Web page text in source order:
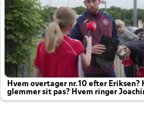
Hvem overtager nr.10 efter Eriksen?
glemmer sit pas? Hvem ringer
altid til efter kampe?